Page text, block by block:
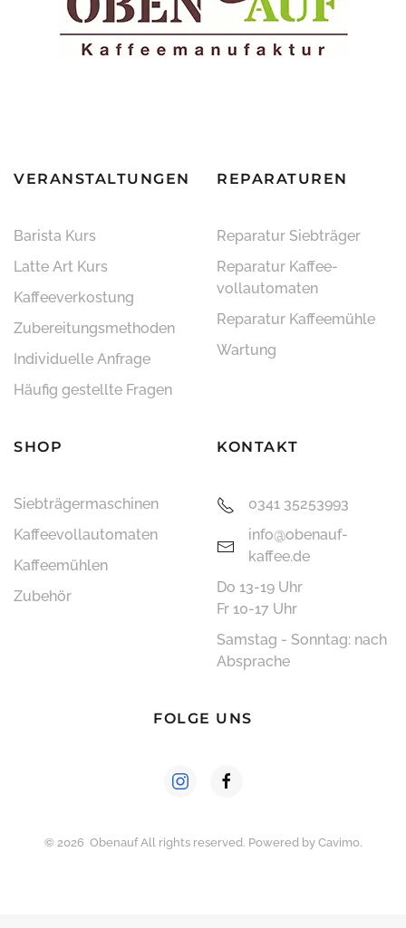
VERANSTALTUNGEN
Barista Kurs
Latte Art Kurs
Kaffeeverkostung
Zubereitungsmethoden
Individuelle Anfrage
Häufig gestellte Fragen
REPARATUREN
Reparatur Siebträger
Reparatur Kaffee­
vollautomaten
Reparatur Kaffeemühle
Wartung
SHOP
Siebträger­maschinen
Kaffee­vollautomaten
Kaffeemühlen
Zubehör
KONTAKT
0341 35253993
info@obenauf-
kaffee.de
Do 13-19 Uhr
Fr 10-17 Uhr
Samstag - Sonntag: nach
Absprache
FOLGE UNS
© 2026 Obenauf All rights reserved. Powered by Cavimo.